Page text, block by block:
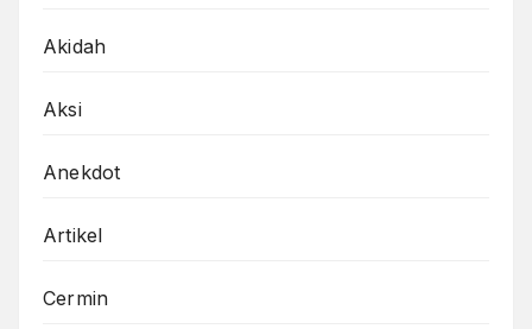
Akidah
Aksi
Anekdot
Artikel
Cermin